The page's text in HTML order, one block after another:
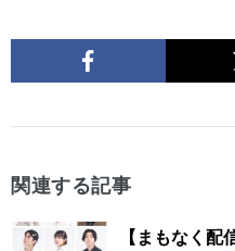
関連する記事
【まもなく